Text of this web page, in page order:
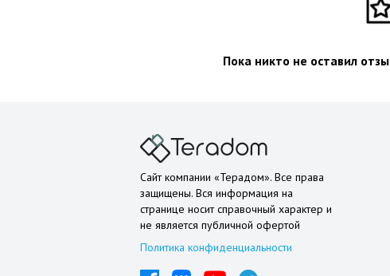
Пока никто не оставил
Сайт компании «Терадом». Все права
защищены. Вся информация на
странице носит справочный характер и
не является публичной офертой
Политика конфиденциальности